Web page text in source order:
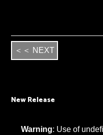
＜＜ NEXT
New Release
Warning: Use of